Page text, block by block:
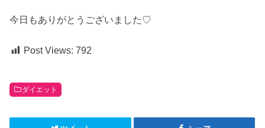
今日もありがとうございました♡
Post Views:792
ダイエット